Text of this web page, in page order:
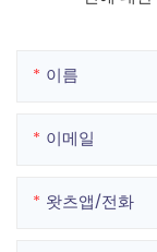
이름
이메일
왓츠앱/전화